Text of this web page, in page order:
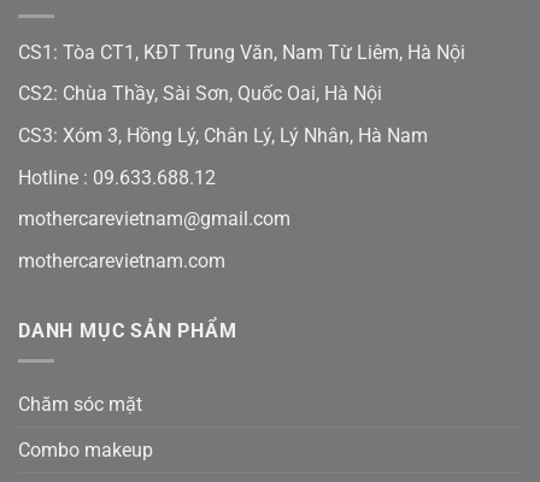
CS1: Tòa CT1, KĐT Trung Văn, Nam Từ Liêm, Hà Nội
CS2: Chùa Thầy, Sài Sơn, Quốc Oai, Hà Nội
CS3: Xóm 3, Hồng Lý, Chân Lý, Lý Nhân, Hà Nam
Hotline : 09.633.688.12
mothercarevietnam@gmail.com
mothercarevietnam.com
DANH MỤC SẢN PHẨM
Chăm sóc mặt
Combo makeup